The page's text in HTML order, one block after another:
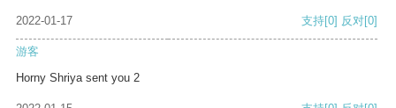
2022-01-17 支持[0] 反对[0]
游客
Horny Shriya sent you 2